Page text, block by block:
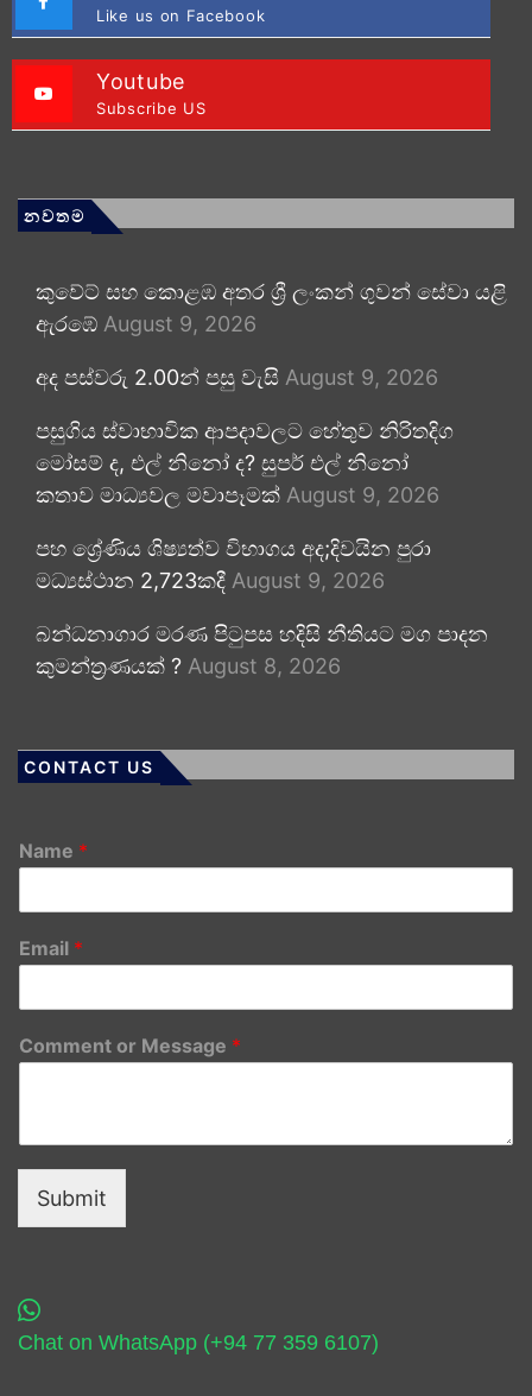
Like us on Facebook
Youtube
Subscribe US
නවතම
කුවේට් සහ කොළඹ අතර ශ්‍රී ලංකන් ගුවන් සේවා යළි
ඇරඹේ August 9, 2026
අද පස්වරු 2.00න් පසු වැසි August 9, 2026
පසුගිය ස්වාභාවික ආපදාවලට හේතුව නිරිතදිග
මෝසම් ද, එල් නිනෝ ද? සුපර් එල් නිනෝ
කතාව මාධ්‍යවල මවාපෑමක් August 9, 2026
පහ ශ්‍රේණිය ශිෂ්‍යත්ව විභාගය අද;දිවයින පුරා
මධ්‍යස්ථාන 2,723කදී August 9, 2026
බන්ධනාගාර මරණ පිටුපස හදිසි නීතියට මග පාදන
කුමන්ත්‍රණයක් ? August 8, 2026
CONTACT US
Name *
Email *
Comment or Message *
Submit
Chat on WhatsApp (+94 77 359 6107)